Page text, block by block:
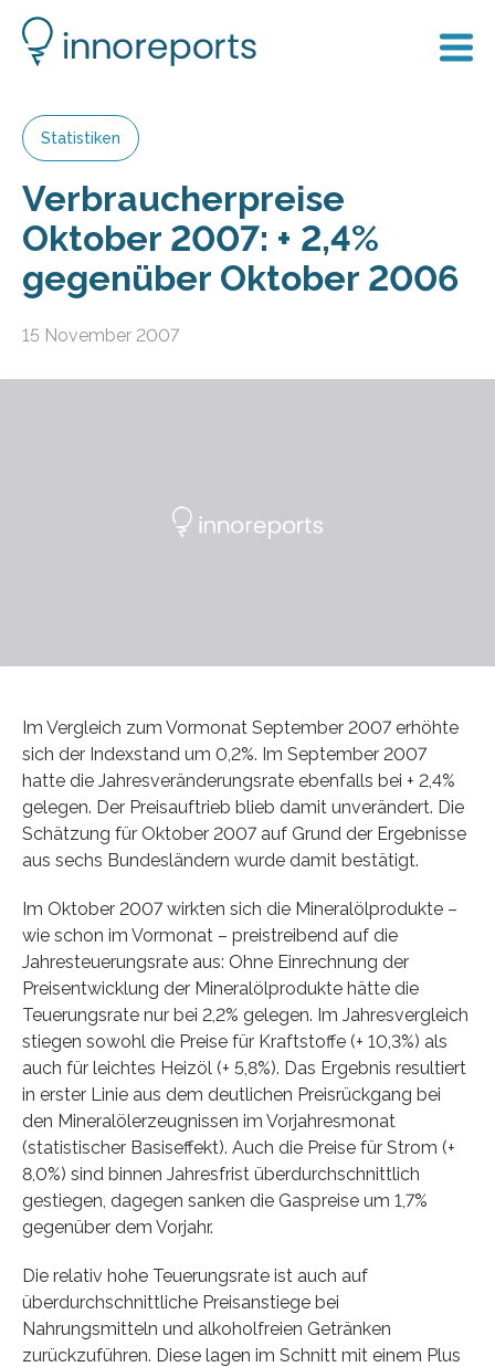
Statistiken
Verbraucherpreise
Oktober 2007: + 2,4%
gegenüber Oktober 2006
15 November 2007
Im Vergleich zum Vormonat September 2007 erhöhte
sich der Indexstand um 0,2%. Im September 2007
hatte die Jahresveränderungsrate ebenfalls bei + 2,4%
gelegen. Der Preisauftrieb blieb damit unverändert. Die
Schätzung für Oktober 2007 auf Grund der Ergebnisse
aus sechs Bundesländern wurde damit bestätigt.
Im Oktober 2007 wirkten sich die Mineralölprodukte –
wie schon im Vormonat – preistreibend auf die
Jahresteuerungsrate aus: Ohne Einrechnung der
Preisentwicklung der Mineralölprodukte hätte die
Teuerungsrate nur bei 2,2% gelegen. Im Jahresvergleich
stiegen sowohl die Preise für Kraftstoffe (+ 10,3%) als
auch für leichtes Heizöl (+ 5,8%). Das Ergebnis resultiert
in erster Linie aus dem deutlichen Preisrückgang bei
den Mineralölerzeugnissen im Vorjahresmonat
(statistischer Basiseffekt). Auch die Preise für Strom (+
8,0%) sind binnen Jahresfrist überdurchschnittlich
gestiegen, dagegen sanken die Gaspreise um 1,7%
gegenüber dem Vorjahr.
Die relativ hohe Teuerungsrate ist auch auf
überdurchschnittliche Preisanstiege bei
Nahrungsmitteln und alkoholfreien Getränken
zurückzuführen. Diese lagen im Schnitt mit einem Plus